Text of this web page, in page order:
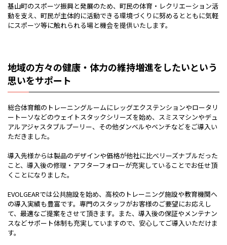
基山町のスポーツ振興と発展のため、町民の体育・レクリエーション活
動を支え、町民が主体的に活動できる環境づくりに努めるとともに気軽
にスポーツ等に触れられる場と機会を提供いたします。
地域の方々の健康・体力の維持増進をしたいという
思いをサポート
総合体育館のトレーニングルームにレッグエクステンションやロータリ
ートーソなどのウェイトスタックシリーズを始め、スミスマシンやデュ
アルアジャスタブルプーリー、その他ダンベルやベンチなどをご導入い
ただきました。
導入先様からは製品のデザインや価格が他社に比べリーズナブルだった
こと、導入後の修理・アフターフォローが充実していることでお任せ頂
くことになりました。
EVOLGEARでは公共施設を始め、高校のトレーニング施設や教育機関へ
の導入実績も豊富です。専門のスタッフがお客様のご要望にお応えし
て、最適なご提案をさせて頂きます。また、導入後の保証やメンテナン
スなどサポート体制も充実していますので、安心してご導入いただけま
す。